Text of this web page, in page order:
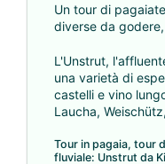
Un tour di
diverse da
L'Unstrut,
una varietà di
castelli e vino
Laucha,
Tour in pagaia, tour
fluviale: Unstrut da